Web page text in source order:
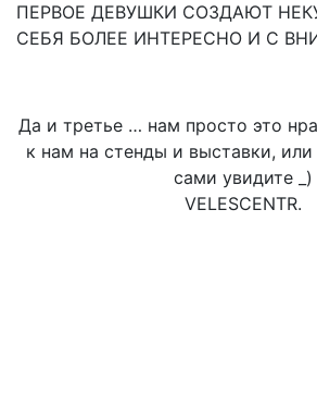
ПЕРВОЕ ДЕВУШКИ СОЗДАЮТ
СЕБЯ БОЛЕЕ ИНТЕРЕСНО И С
Да и третье … нам просто это
к нам на стенды и выставки,
сами увидите _)
VELESCENTR.